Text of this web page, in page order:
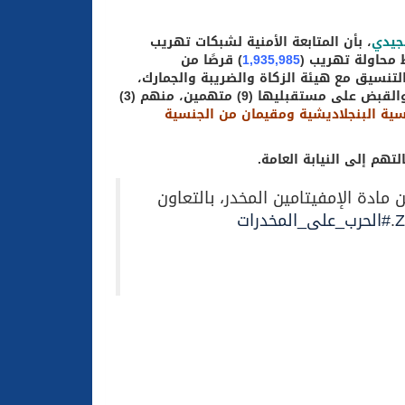
، بأن المتابعة الأمنية لشبكات تهريب
محاولة تهريب (1,935,985) قرصًا من
مع هيئة الزكاة والضريبة والجمارك،
حيث تم ضبطها داخل شحنة مكائن حديدية في مستودع بمدينة الرياض، والقبض على مستقبليها (9) متهمين، منهم (3)
البنجلاديشية ومقيمان من الجنسية
إلى النيابة العامة.
(1,935,985) قرصًا من مادة الإمفيتامين المخدر، بالتعاون
.#الحرب_على_المخدرات